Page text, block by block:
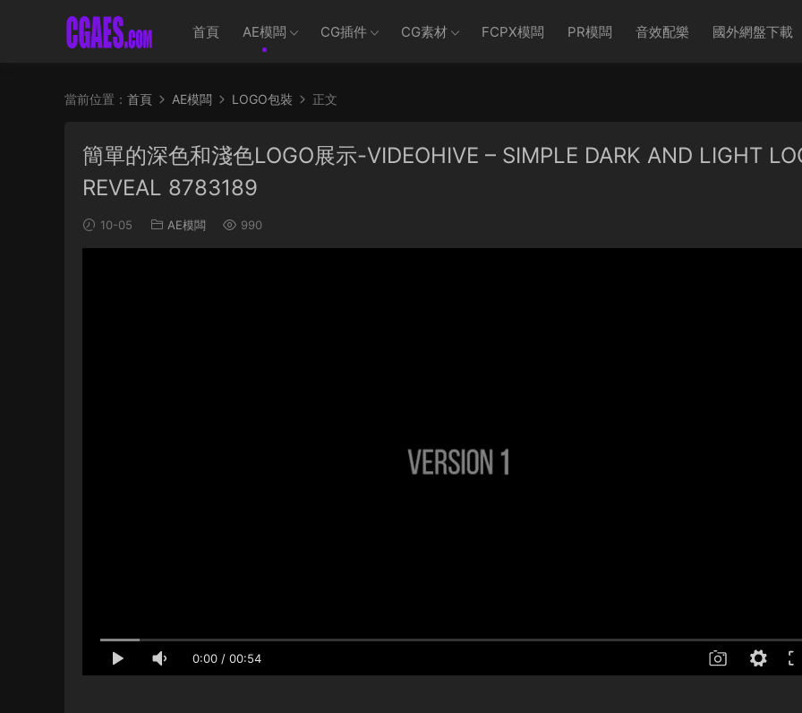
首頁 AE模闆 CG插件 CG素材 FCPX模闆 PR模闆 音效配樂 國外網盤下載
當前位置： 首頁 AE模闆 LOGO包裝 正文
簡單的深色和淺色LOGO展示-VIDEOHIVE – SIMPLE DARK AND LIGHT
REVEAL 8783189
10-05 AE模闆 990
0:00 / 00:54